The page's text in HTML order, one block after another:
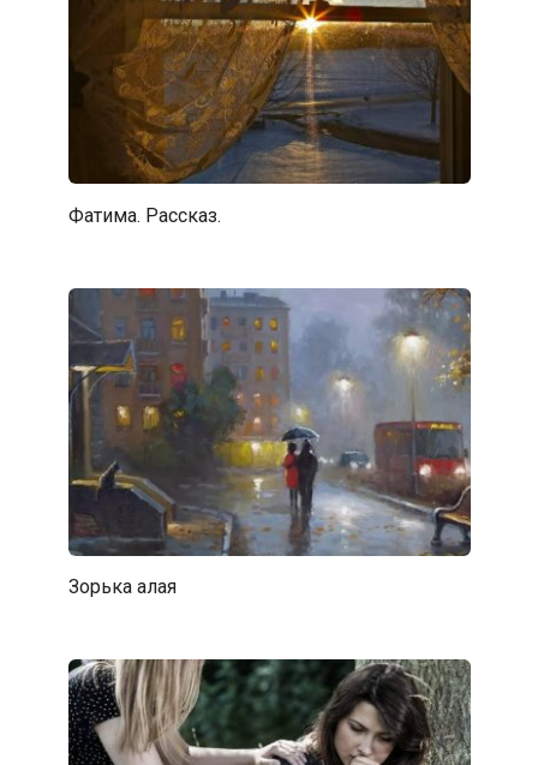
Фатима. Рассказ.
Зорька алая